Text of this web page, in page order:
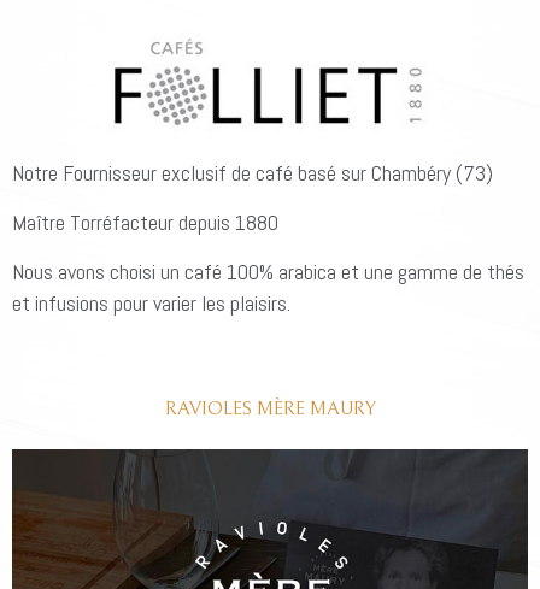
Notre Fournisseur exclusif de café basé sur Chambéry (73)
Maître Torréfacteur depuis 1880
Nous avons choisi un café 100% arabica et une gamme de thés
et infusions pour varier les plaisirs.
RAVIOLES MÈRE MAURY